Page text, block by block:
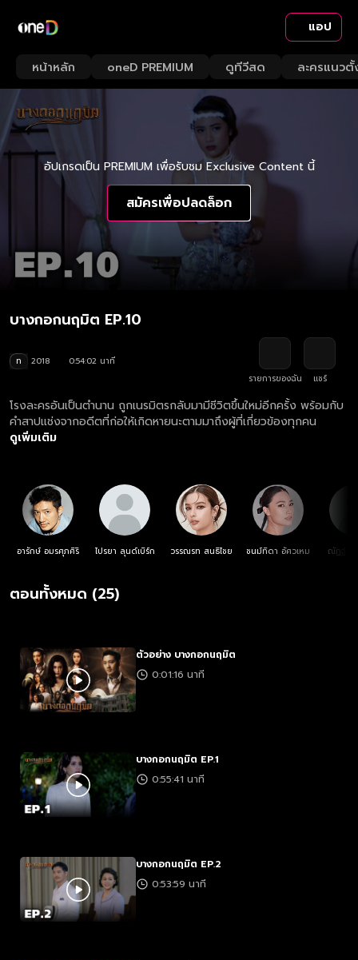
แอป
หน้าหลัก oneD PREMIUM ดูทีวีสด ละครแนวตั้
อัปเกรดเป็น PREMIUM เพื่อรับชม Exclusive Content นี้
สมัครเพื่อปลดล็อก
บางกอกนฤมิต EP.10
ท 2018
0:54:02 นาที
รายการของฉัน
แชร์
โรงละครอันเป็นตำนาน ถูกเนรมิตรกลับมามีชีวิตขึ้นใหม่อีกครั้ง พร้อมกับ
คำสาปแช่งจากอดีตที่ก่อให้เกิดหายนะตามมาถึงผู้ที่เกี่ยวข้องทุกคน
ดูเพิ่มเติม
อารักษ์ อมรศุภศิริ ไปรยา ลุนด์เบิร์ก วรรณรท สนธิไชย ชนม์ทิดา อัศวเหม ณัฏฐ์ ทิ
ตอนทั้งหมด (25)
ตัวอย่าง บางกอกนฤมิต
0:01:16 นาที
บางกอกนฤมิต EP.1
0:55:41 นาที
บางกอกนฤมิต EP.2
0:53:59 นาที